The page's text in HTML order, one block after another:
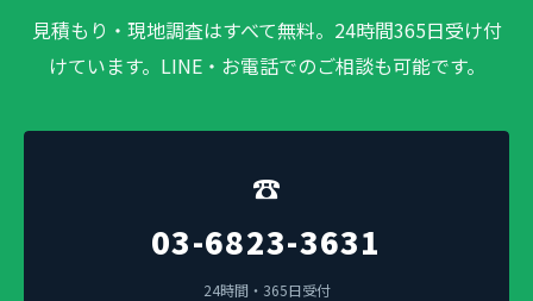
見積もり・現地調査はすべて無料。24時間365日受け付
けています。LINE・お電話でのご相談も可能です。
☎
03-6823-3631
24時間・365日受付